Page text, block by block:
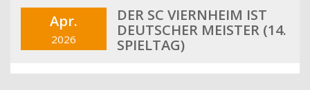
Apr.
2026
DER SC VIERNHEIM IST
DEUTSCHER MEISTER (14.
SPIELTAG)